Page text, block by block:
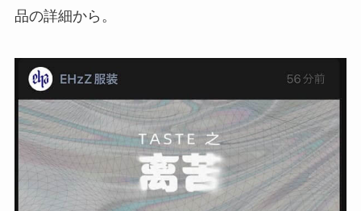
品の詳細から。